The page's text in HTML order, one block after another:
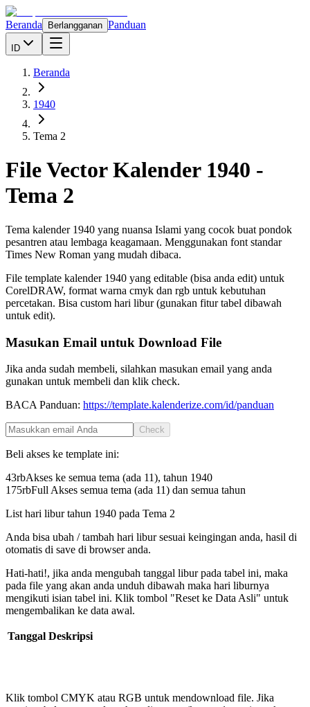
Beranda Berlangganan Panduan
ID
Beranda
1940
Tema 2
File Vector Kalender 1940 -
Tema 2
Tema kalender 1940 yang nuansa Islami yang cocok buat pondok
pesantren atau lembaga keagamaan. Menggunakan font standar
Times New Roman yang mudah dibaca.
File template kalender 1940 yang editable (bisa anda edit) untuk
CorelDRAW, format warna cmyk dan rgb untuk kebutuhan
percetakan. Bisa custom hari libur (gunakan fitur tabel dibawah
untuk edit).
Masukan Email untuk Download File
Jika anda sudah membeli, silahkan masukan email yang anda
gunakan untuk membeli dan klik check.
BACA Panduan: https://template.kalenderize.com/id/panduan
Check
Beli akses ke template ini:
43rbAkses ke semua tema (ada 11), tahun 1940
175rbFull Akses semua tema (ada 11) dan semua tahun
List hari libur tahun 1940 pada Tema 2
Anda bisa ubah / tambah hari libur sesuai keingingan anda, hasil di
otomatis di save di browser anda.
Hati-hati!, jika anda mengubah tanggal libur pada tabel ini, maka
pada file yang akan anda unduh dibawah maka hari liburnya
mengikuti isian tabel ini. Klik tombol "Reset ke Data Asli" untuk
mengembalikan ke data awal.
Tanggal Deskripsi
Klik tombol CMYK atau RGB untuk mendownload file. Jika